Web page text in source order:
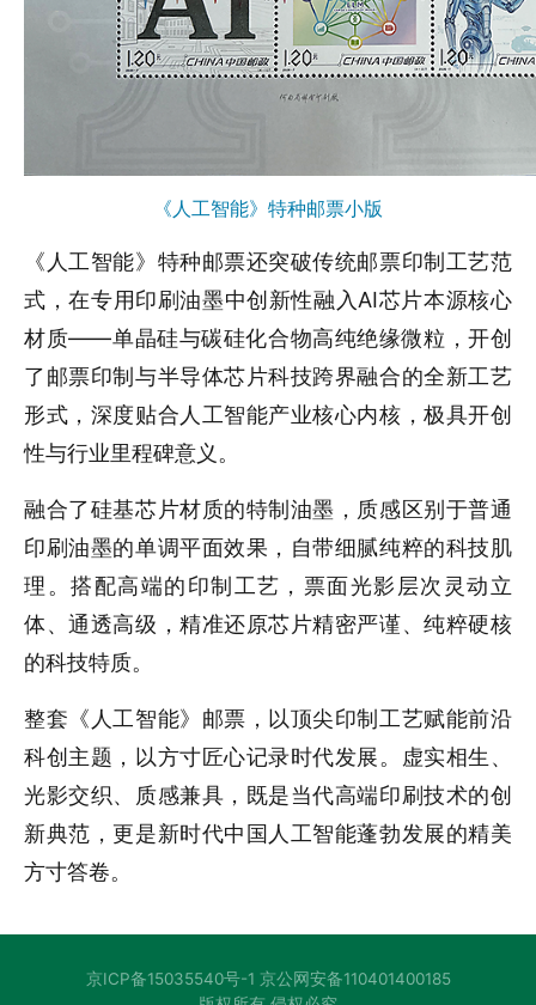
《人工智能》特种邮票小版
《人工智能》特种邮票还突破传统邮票印制工艺范
式，在专用印刷油墨中创新性融入AI芯片本源核心
材质——单晶硅与碳硅化合物高纯绝缘微粒，开创
了邮票印制与半导体芯片科技跨界融合的全新工艺
形式，深度贴合人工智能产业核心内核，极具开创
性与行业里程碑意义。
融合了硅基芯片材质的特制油墨，质感区别于普通
印刷油墨的单调平面效果，自带细腻纯粹的科技肌
理。搭配高端的印制工艺，票面光影层次灵动立
体、通透高级，精准还原芯片精密严谨、纯粹硬核
的科技特质。
整套《人工智能》邮票，以顶尖印制工艺赋能前沿
科创主题，以方寸匠心记录时代发展。虚实相生、
光影交织、质感兼具，既是当代高端印刷技术的创
新典范，更是新时代中国人工智能蓬勃发展的精美
方寸答卷。
京ICP备15035540号-1 京公网安备110401400185